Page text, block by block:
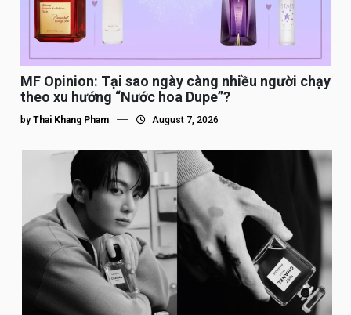
MF Opinion: Tại sao ngày càng nhiều người chạy
theo xu hướng “Nước hoa Dupe”?
by Thai Khang Pham August 7, 2026